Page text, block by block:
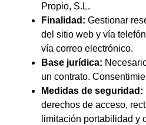
Propio, S.L.
Finalidad: Gestionar
del sitio web y vía
vía correo electrónico.
Base jurídica:
un contrato.
Medidas de seguridad:
derechos de acceso,
limitación portabilidad y